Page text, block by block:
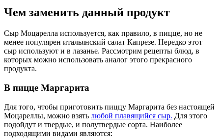
Чем заменить данный продукт
Сыр Моцарелла используется, как правило, в пицце, но не
менее популярен итальянский салат Капрезе. Нередко этот
сыр используют и в лазанье. Рассмотрим рецепты блюд, в
которых можно использовать аналог этого прекрасного
продукта.
В пицце Маргарита
Для того, чтобы приготовить пиццу Маргарита без настоящей
Моцареллы, можно взять любой плавящийся сыр. Для этого
подойдут и твердые, и полутвердые сорта. Наиболее
подходящими видами являются: